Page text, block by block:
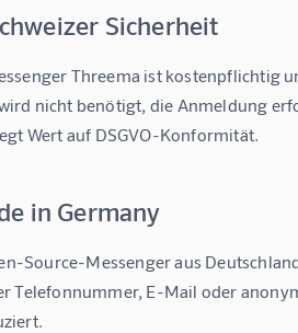
Sicherheit
Threema ist kostenpflichtig
nicht benötigt, die Anmeldung
Wert auf DSGVO-Konformität.
in Germany
Source-Messenger aus
Telefonnummer, E-Mail oder